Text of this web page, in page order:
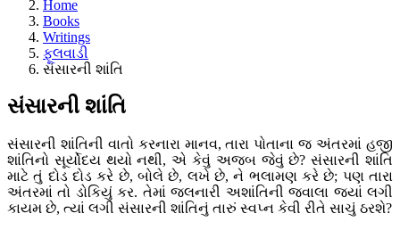
Home
Books
Writings
ફૂલવાડી
સંસારની શાંતિ
સંસારની શાંતિ
સંસારની શાંતિની વાતો કરનારા માનવ, તારા પોતાના જ અંતરમાં હજી
શાંતિનો સૂર્યોદય થયો નથી, એ કેવું અજબ જેવું છે? સંસારની શાંતિ
માટે તું દોડ દોડ કરે છે, બોલે છે, લખે છે, ને ભલામણ કરે છે; પણ તારા
અંતરમાં તો ડોકિયું કર. તેમાં જલનારી અશાંતિની જ્વાલા જ્યાં લગી
કાયમ છે, ત્યાં લગી સંસારની શાંતિનું તારું સ્વપ્ન કેવી રીતે સાચું ઠરશે?